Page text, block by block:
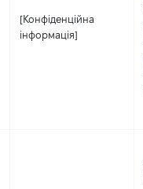
[Конфіденційна
інформація]